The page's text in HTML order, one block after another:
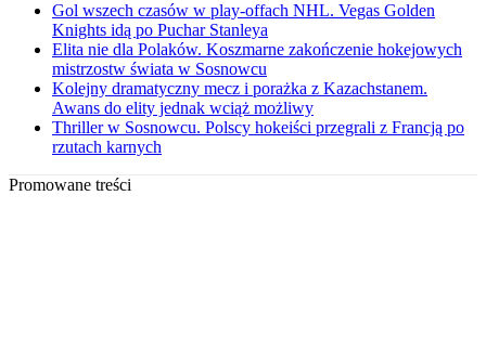
Gol wszech czasów w play-offach NHL. Vegas Golden
Knights idą po Puchar Stanleya
Elita nie dla Polaków. Koszmarne zakończenie hokejowych
mistrzostw świata w Sosnowcu
Kolejny dramatyczny mecz i porażka z Kazachstanem.
Awans do elity jednak wciąż możliwy
Thriller w Sosnowcu. Polscy hokeiści przegrali z Francją po
rzutach karnych
Promowane treści